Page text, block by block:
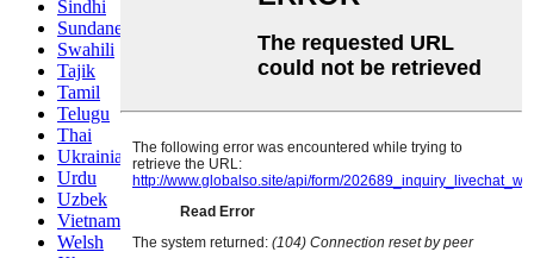
Sindhi
Sundanese
Swahili
Tajik
Tamil
Telugu
Thai
Ukrainian
Urdu
Uzbek
Vietnamese
Welsh